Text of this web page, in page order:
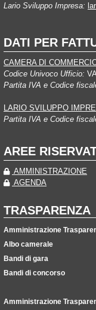
Lario Sviluppo Impresa:
DATI PER
CAMERA DI
Codice Univoco Ufficio:
Partita IVA e Codice
LARIO SVILUPPO
Partita IVA e Codice
AREE
AMMINISTRAZIONE
AGENDA
TRASPARENZA
Amministrazione
Albo camerale
Bandi di gara
Bandi di concorso
Amministrazione